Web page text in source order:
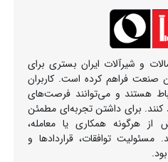
و شیرآلات ایران بستری برای
صنعت فراهم کرده است. کاربران
هستند و می‌توانند فرصت‌های
برای داشتن تجربه‌ای مطمئن
هرگونه همکاری یا معامله،
مسئولیت توافقات، قراردادها و